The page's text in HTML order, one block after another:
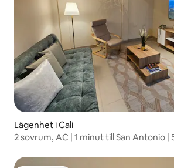
Lägenhet i Cali
2 sovrum, AC | 1 minut till San Antonio |